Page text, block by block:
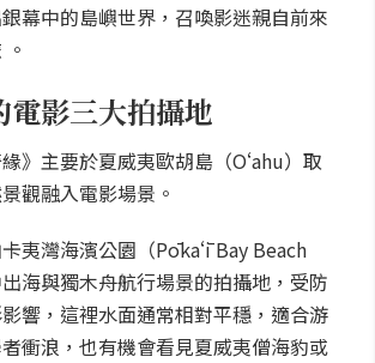
幕中的島嶼世界，召喚影迷親自前來
。
電影三大拍攝地
》主要於夏威夷歐胡島（Oʻahu）取
觀融入電影場景。
夷灣海濱公園（Pōkaʻī Bay Beach
海與獨木舟航行場景的拍攝地，受防
響，這裡水面通常相對平穩，適合游
衝浪，也有機會看見夏威夷僧海豹或